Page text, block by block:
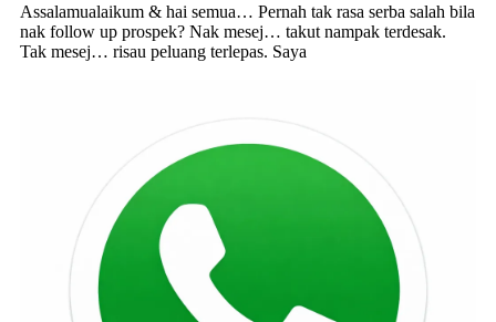
Assalamualaikum & hai semua… Pernah tak rasa serba salah bila
nak follow up prospek? Nak mesej… takut nampak terdesak.
Tak mesej… risau peluang terlepas. Saya